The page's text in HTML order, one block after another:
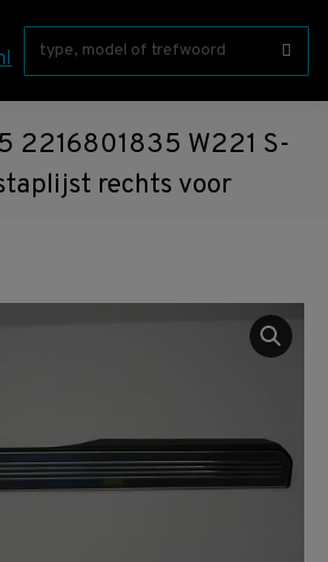
Zoeken:
2216801835 W221 S-
rechts voor